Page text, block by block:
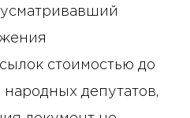
стоимостью до
народных депутатов,